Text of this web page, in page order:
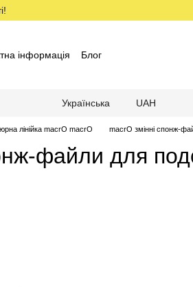
інформація
Блог
Українська UAH
лінійка macrO macrO macrO змінні спонж-
файли для